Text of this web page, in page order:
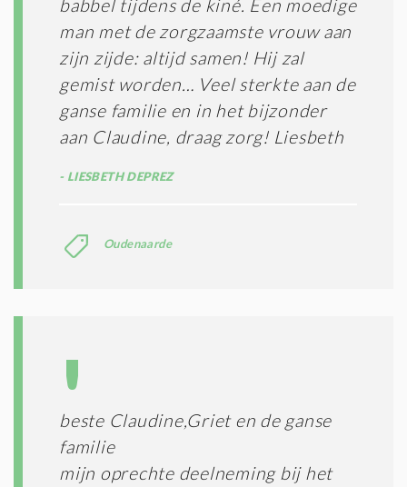
babbel tijdens de kiné. Een moedige
man met de zorgzaamste vrouw aan
zijn zijde: altijd samen! Hij zal
gemist worden… Veel sterkte aan de
ganse familie en in het bijzonder
aan Claudine, draag zorg! Liesbeth
LIESBETH DEPREZ
Oudenaarde
beste Claudine,Griet en de ganse
familie
mijn oprechte deelneming bij het